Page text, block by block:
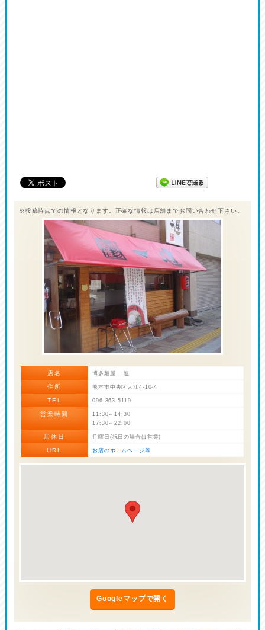
※投稿時点での情報となります。正確な情報は店舗までお問い合わせ下さい。
店名 博多麺屋 一連
住所 熊本市中央区大江4-10-4
TEL 096-363-5119
営業時間
11:30～14:30
17:30～22:00
店休日 月曜日(祝日の場合は営業)
URL お店のホームページ等
Googleマップで開く